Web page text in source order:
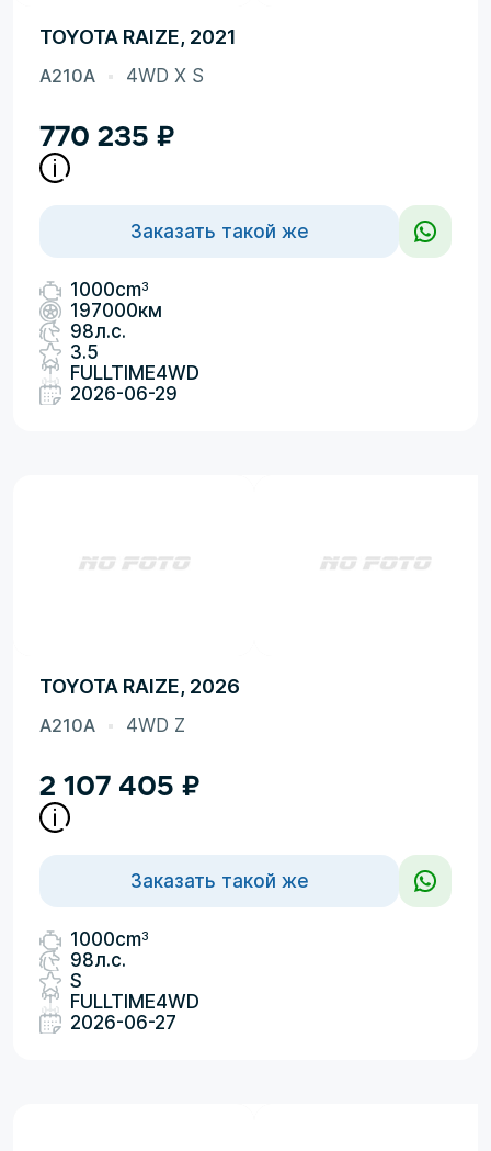
TOYOTA RAIZE, 2021
A210A 4WD X S
770 235 ₽
Заказать такой же
1000cm3
197000км
98л.с.
3.5
FULLTIME4WD
2026-06-29
TOYOTA RAIZE, 2026
A210A 4WD Z
2 107 405 ₽
Заказать такой же
1000cm3
98л.с.
S
FULLTIME4WD
2026-06-27